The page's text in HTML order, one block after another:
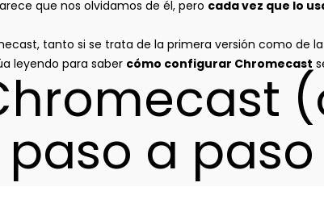
que nos olvidamos de él, pero cada vez que lo
tanto si se trata de la primera versión como de
leyendo para saber cómo configurar Chromecast
a paso